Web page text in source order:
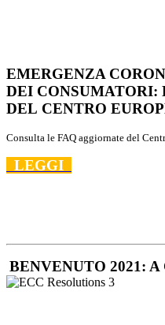
EMERGENZA
DEI CONSUMATORI:
DEL CENTRO
Consulta le FAQ aggiornate del
LEGGI
BENVENUTO 2021: